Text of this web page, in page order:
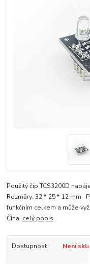
Použitý čip TCS3200D
Rozměry: 32 * 25 * 12 mm
funkčním celkem a může
Čína. celý popis
Dostupnost Není